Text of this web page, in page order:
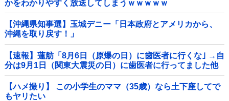
かをわかりやすく放送してしまうｗｗｗｗｗ
【沖縄県知事選】玉城デニー「日本政府とアメリカから、
沖縄を取り戻す！」
【速報】蓮舫「8月6日（原爆の日）に歯医者に行くな｣ →自
分は9月1日（関東大震災の日）に歯医者に行ってました他
【ハメ撮り】 この小学生のママ（35歳）なら土下座してで
もヤリたい